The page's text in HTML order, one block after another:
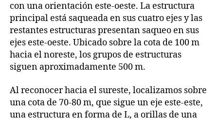
con una orientación este-oeste. La estructura
principal está saqueada en sus cuatro ejes y las
restantes estructuras presentan saqueo en sus
ejes este-oeste. Ubicado sobre la cota de 100 m
hacia el noreste, los grupos de estructuras
siguen aproximadamente 500 m.
Al reconocer hacia el sureste, localizamos sobre
una cota de 70-80 m, que sigue un eje este-este,
una estructura en forma de L, a orillas de una